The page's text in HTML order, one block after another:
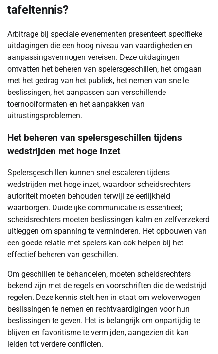
tafeltennis?
Arbitrage bij speciale evenementen presenteert specifieke
uitdagingen die een hoog niveau van vaardigheden en
aanpassingsvermogen vereisen. Deze uitdagingen
omvatten het beheren van spelersgeschillen, het omgaan
met het gedrag van het publiek, het nemen van snelle
beslissingen, het aanpassen aan verschillende
toernooiformaten en het aanpakken van
uitrustingsproblemen.
Het beheren van spelersgeschillen tijdens
wedstrijden met hoge inzet
Spelersgeschillen kunnen snel escaleren tijdens
wedstrijden met hoge inzet, waardoor scheidsrechters
autoriteit moeten behouden terwijl ze eerlijkheid
waarborgen. Duidelijke communicatie is essentieel;
scheidsrechters moeten beslissingen kalm en zelfverzekerd
uitleggen om spanning te verminderen. Het opbouwen van
een goede relatie met spelers kan ook helpen bij het
effectief beheren van geschillen.
Om geschillen te behandelen, moeten scheidsrechters
bekend zijn met de regels en voorschriften die de wedstrijd
regelen. Deze kennis stelt hen in staat om weloverwogen
beslissingen te nemen en rechtvaardigingen voor hun
beslissingen te geven. Het is belangrijk om onpartijdig te
blijven en favoritisme te vermijden, aangezien dit kan
leiden tot verdere conflicten.